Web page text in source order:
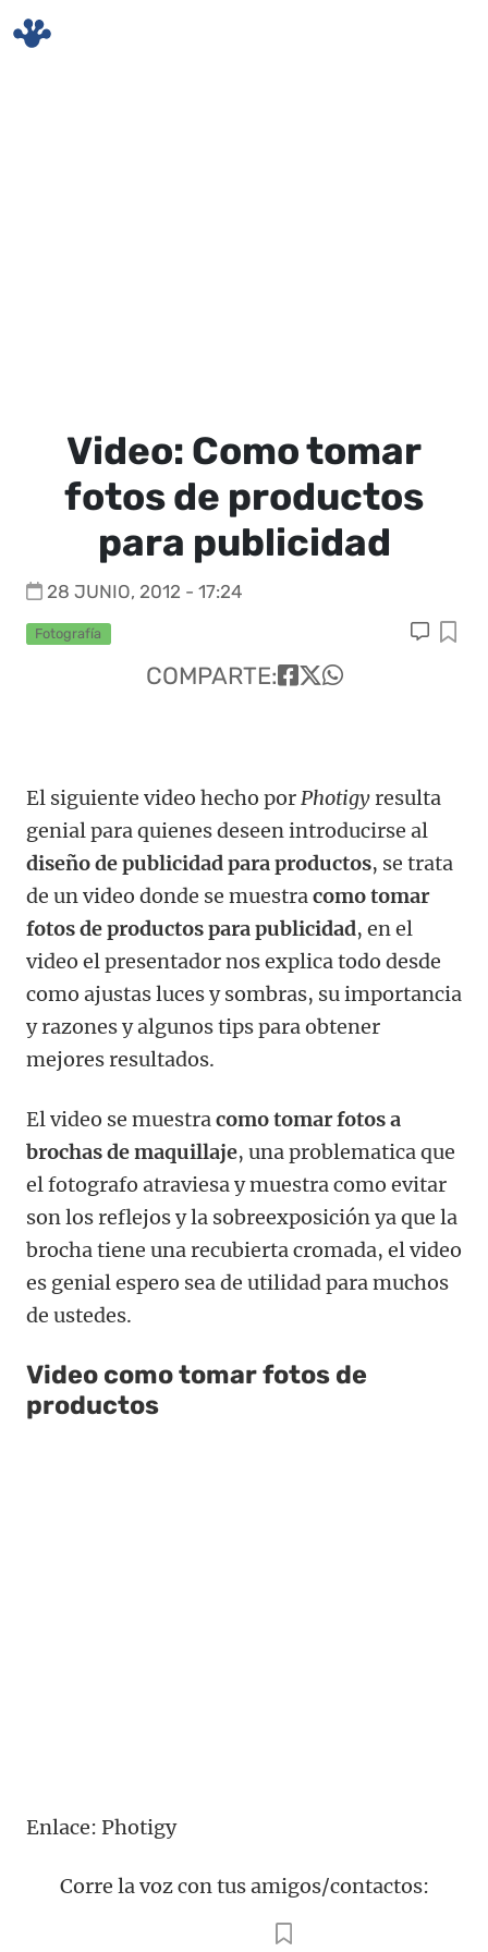
Video: Como tomar
fotos de productos
para publicidad
28 JUNIO, 2012 - 17:24
Fotografía
COMPARTE:
El siguiente video hecho porPhotigyresulta
genial para quienes deseen introducirse al
diseño de publicidad para productos, se trata
de un video donde se muestracomo tomar
fotos de productos para publicidad, en el
video el presentador nos explica todo desde
como ajustas luces y sombras, su importancia
y razones y algunos tips para obtener
mejores resultados.
El video se muestracomo tomar fotos a
brochas de maquillaje, una problematica que
el fotografo atraviesa y muestra como evitar
son los reflejos y la sobreexposición ya que la
brocha tiene una recubierta cromada, el video
es genial espero sea de utilidad para muchos
de ustedes.
Video como tomar fotos de
productos
Enlace: Photigy
Corre la voz con tus amigos/contactos: